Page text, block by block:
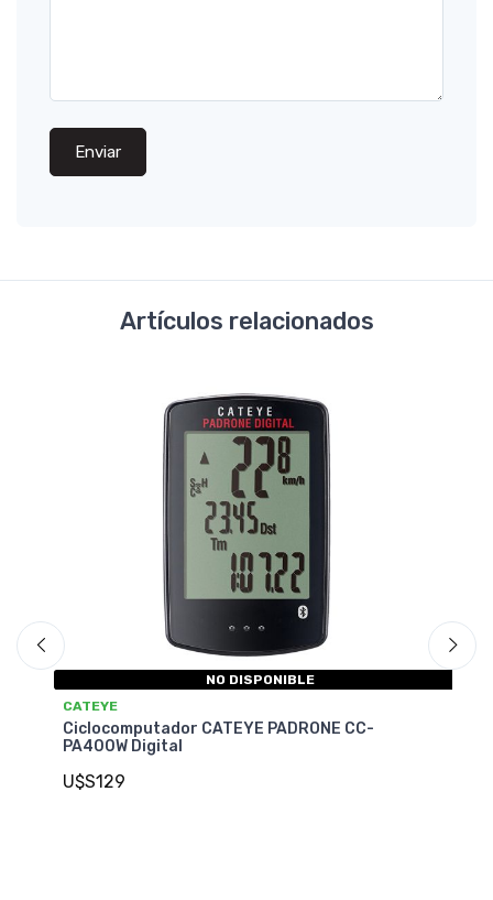
Enviar
Artículos relacionados
NO DISPONIBLE
CATEYE
Ciclocomputador CATEYE PADRONE CC-
PA400W Digital
U$S129